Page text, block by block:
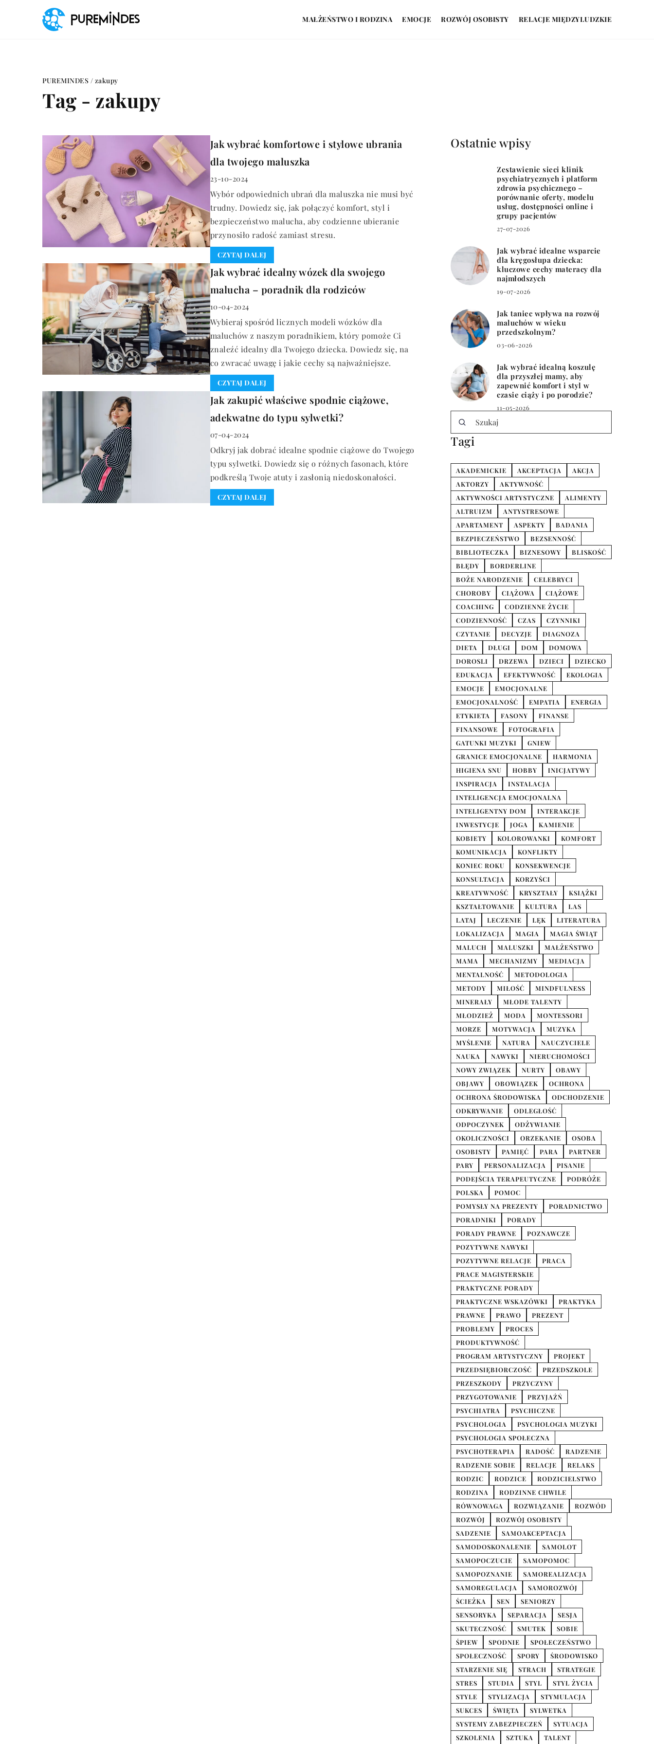
MAŁŻEŃSTWO I RODZINA EMOCJE ROZWÓJ OSOBISTY RELACJE MIĘDZYLUDZKIE
PUREMINDES / zakupy
Tag - zakupy
Jak wybrać komfortowe i stylowe ubrania
dla twojego maluszka
23-10-2024
Wybór odpowiednich ubrań dla maluszka nie musi być
trudny. Dowiedz się, jak połączyć komfort, styl i
bezpieczeństwo malucha, aby codzienne ubieranie
przynosiło radość zamiast stresu.
CZYTAJ DALEJ
Jak wybrać idealny wózek dla swojego
malucha – poradnik dla rodziców
10-04-2024
Wybieraj spośród licznych modeli wózków dla
maluchów z naszym poradnikiem, który pomoże Ci
znaleźć idealny dla Twojego dziecka. Dowiedz się, na
co zwracać uwagę i jakie cechy są najważniejsze.
CZYTAJ DALEJ
Jak zakupić właściwe spodnie ciążowe,
adekwatne do typu sylwetki?
07-04-2024
Odkryj jak dobrać idealne spodnie ciążowe do Twojego
typu sylwetki. Dowiedz się o różnych fasonach, które
podkreślą Twoje atuty i zasłonią niedoskonałości.
CZYTAJ DALEJ
Ostatnie wpisy
Zestawienie sieci klinik
psychiatrycznych i platform
zdrowia psychicznego –
porównanie oferty, modelu
usług, dostępności online i
grupy pacjentów
27-07-2026
Jak wybrać idealne wsparcie
dla kręgosłupa dziecka:
kluczowe cechy materacy dla
najmłodszych
19-07-2026
Jak taniec wpływa na rozwój
maluchów w wieku
przedszkolnym?
03-06-2026
Jak wybrać idealną koszulę
dla przyszłej mamy, aby
zapewnić komfort i styl w
czasie ciąży i po porodzie?
11-05-2026
Tagi
AKADEMICKIE AKCEPTACJA
AKCJA
AKTORZY
AKTYWNOŚĆ
AKTYWNOŚCI ARTYSTYCZNE
ALIMENTY
ALTRUIZM
ANTYSTRESOWE
APARTAMENT
ASPEKTY
BADANIA
BEZPIECZEŃSTWO
BEZSENNOŚĆ
BIBLIOTECZKA
BIZNESOWY
BLISKOŚĆ
BŁĘDY
BORDERLINE
BOŻE NARODZENIE
CELEBRYCI
CHOROBY
CIĄŻOWA
CIĄŻOWE
COACHING
CODZIENNE ŻYCIE
CODZIENNOŚĆ
CZAS
CZYNNIKI
CZYTANIE
DECYZJE
DIAGNOZA
DIETA
DŁUGI DOM
DOMOWA
DOROSLI
DRZEWA DZIECI
DZIECKO
EDUKACJA
EFEKTYWNOŚĆ
EKOLOGIA
EMOCJE
EMOCJONALNE
EMOCJONALNOŚĆ
EMPATIA
ENERGIA
ETYKIETA
FASONY
FINANSE
FINANSOWE
FOTOGRAFIA
GATUNKI MUZYKI
GNIEW
GRANICE EMOCJONALNE
HARMONIA
HIGIENA SNU
HOBBY
INICJATYWY
INSPIRACJA
INSTALACJA
INTELIGENCJA EMOCJONALNA
INTELIGENTNY DOM
INTERAKCJE
INWESTYCJE
JOGA
KAMIENIE
KOBIETY
KOLOROWANKI
KOMFORT
KOMUNIKACJA
KONFLIKTY
KONIEC ROKU
KONSEKWENCJE
KONSULTACJA
KORZYŚCI
KREATYWNOŚĆ
KRYSZTAŁY
KSIĄŻKI
KSZTAŁTOWANIE
KULTURA
LAS
LATAJ
LECZENIE LĘK
LITERATURA
LOKALIZACJA
MAGIA
MAGIA ŚWIĄT
MALUCH
MALUSZKI
MAŁŻEŃSTWO
MAMA
MECHANIZMY
MEDIACJA
MENTALNOŚĆ
METODOLOGIA
METODY
MIŁOŚĆ
MINDFULNESS
MINERAŁY
MŁODE TALENTY
MŁODZIEŻ
MODA
MONTESSORI
MORZE
MOTYWACJA
MUZYKA
MYŚLENIE
NATURA
NAUCZYCIELE
NAUKA
NAWYKI
NIERUCHOMOŚCI
NOWY ZWIĄZEK
NURTY
OBAWY
OBJAWY
OBOWIĄZEK
OCHRONA
OCHRONA ŚRODOWISKA
ODCHODZENIE
ODKRYWANIE
ODLEGŁOŚĆ
ODPOCZYNEK
ODŻYWIANIE
OKOLICZNOŚCI
ORZEKANIE
OSOBA
OSOBISTY
PAMIĘĆ PARA
PARTNER
PARY
PERSONALIZACJA
PISANIE
PODEJŚCIA TERAPEUTYCZNE
PODRÓŻE
POLSKA
POMOC
POMYSŁY NA PREZENTY
PORADNICTWO
PORADNIKI
PORADY
PORADY PRAWNE
POZNAWCZE
POZYTYWNE NAWYKI
POZYTYWNE RELACJE
PRACA
PRACE MAGISTERSKIE
PRAKTYCZNE PORADY
PRAKTYCZNE WSKAZÓWKI
PRAKTYKA
PRAWNE
PRAWO
PREZENT
PROBLEMY
PROCES
PRODUKTYWNOŚĆ
PROGRAM ARTYSTYCZNY
PROJEKT
PRZEDSIĘBIORCZOŚĆ
PRZEDSZKOLE
PRZESZKODY
PRZYCZYNY
PRZYGOTOWANIE
PRZYJAŹŃ
PSYCHIATRA
PSYCHICZNE
PSYCHOLOGIA
PSYCHOLOGIA MUZYKI
PSYCHOLOGIA SPOŁECZNA
PSYCHOTERAPIA
RADOŚĆ
RADZENIE
RADZENIE SOBIE
RELACJE
RELAKS
RODZIC
RODZICE
RODZICIELSTWO
RODZINA
RODZINNE CHWILE
RÓWNOWAGA
ROZWIĄZANIE
ROZWÓD
ROZWÓJ
ROZWÓJ OSOBISTY
SADZENIE
SAMOAKCEPTACJA
SAMODOSKONALENIE
SAMOLOT
SAMOPOCZUCIE
SAMOPOMOC
SAMOPOZNANIE
SAMOREALIZACJA
SAMOREGULACJA
SAMOROZWÓJ
ŚCIEŻKA
SEN
SENIORZY
SENSORYKA
SEPARACJA
SESJA
SKUTECZNOŚĆ
SMUTEK
SOBIE
ŚPIEW
SPODNIE
SPOŁECZEŃSTWO
SPOŁECZNOŚĆ
SPORY
ŚRODOWISKO
STARZENIE SIĘ
STRACH
STRATEGIE
STRES
STUDIA STYL
STYL ŻYCIA
STYLE
STYLIZACJA
STYMULACJA
SUKCES
ŚWIĘTA
SYLWETKA
SYSTEMY ZABEZPIECZEŃ
SYTUACJA
SZKOLENIA
SZTUKA TALENT